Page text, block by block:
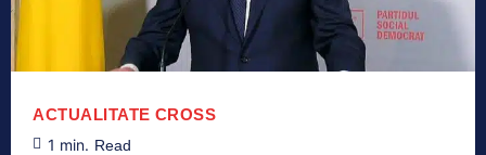
ACTUALITATE CROSS
1 min. Read